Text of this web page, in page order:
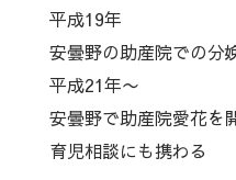
平成19年
安曇野の助産院での分
平成21年〜
安曇野で助産院愛花
育児相談にも携わる